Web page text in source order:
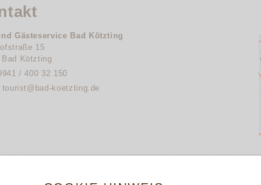
Gästeservice Bad Kötzting
15
Bad Kötzting
/ 400 32 150
koetzting.de